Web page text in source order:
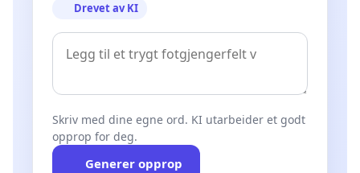
Drevet av KI
Skriv med dine egne ord. KI utarbeider et godt
opprop for deg.
Generer opprop